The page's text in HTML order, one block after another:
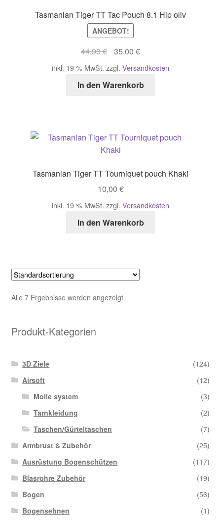
Tasmanian Tiger TT Tac Pouch 8.1 Hip oliv
ANGEBOT!
44,90€
Ursprünglicher
Preis
war:
44,90 €
35,00 €Aktueller
Preis
35,00 €.
inkl. 19 % MwSt. zzgl. Versandkosten
In den Warenkorb
Tasmanian Tiger TT Tourniquet pouch Khaki
10,00 €
inkl. 19 % MwSt. zzgl. Versandkosten
In den Warenkorb
Alle 7 Ergebnisse werden angezeigt
Produkt-Kategorien
3D Ziele
(124)
Airsoft
(12)
Molle system
(3)
Tarnkleidung
(2)
Taschen/Gürteltaschen
(7)
Armbrust & Zubehör
(25)
Ausrüstung Bogenschützen
(117)
Blasrohre Zubehör
(19)
Bogen
(56)
Bogensehnen
(1)